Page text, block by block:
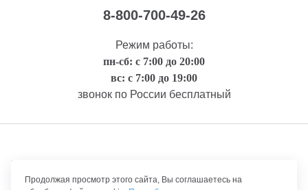
8-800-700-49-26
Режим работы:
пн-сб: с 7:00 до 20:00
вс: с 7:00 до 19:00
звонок по России бесплатный
Правовая информация
Продолжая просмотр этого сайта, Вы соглашаетесь на